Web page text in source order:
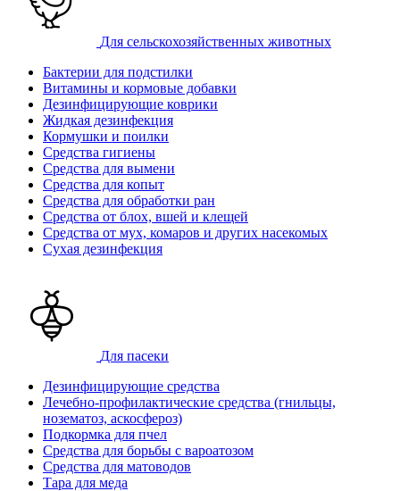
Для сельскохозяйственных животных
Бактерии для подстилки
Витамины и кормовые добавки
Дезинфицирующие коврики
Жидкая дезинфекция
Кормушки и поилки
Средства гигиены
Средства для вымени
Средства для копыт
Средства для обработки ран
Средства от блох, вшей и клещей
Средства от мух, комаров и других насекомых
Сухая дезинфекция
Для пасеки
Дезинфицирующие средства
Лечебно-профилактические средства (гнильцы,
нозематоз, аскосфероз)
Подкормка для пчел
Средства для борьбы с вароатозом
Средства для матоводов
Тара для меда